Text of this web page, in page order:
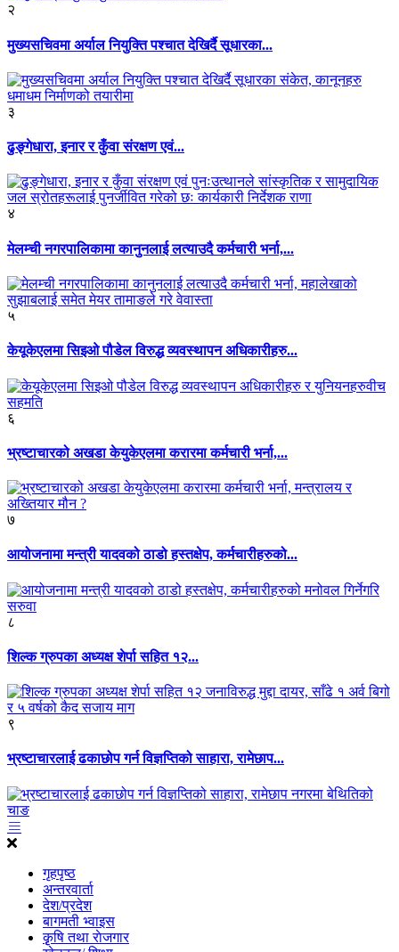
२
मुख्यसचिवमा अर्याल नियुक्ति पश्चात देखिर्दै सूधारका...
३
ढुङ्गेधारा, इनार र कुँवा संरक्षण एवं...
४
मेलम्ची नगरपालिकामा कानुनलाई लत्याउदै कर्मचारी भर्ना,...
५
केयूकेएलमा सिइओ पौडेल विरुद्ध व्यवस्थापन अधिकारीहरु...
६
भ्रष्टाचारको अखडा केयुकेएलमा करारमा कर्मचारी भर्ना,...
७
आयोजनामा मन्त्री यादवको ठाडो हस्तक्षेप, कर्मचारीहरुको...
८
शिल्क ग्रुपका अध्यक्ष शेर्पा सहित १२...
९
भ्रष्टाचारलाई ढकाछोप गर्न विज्ञप्तिको साहारा, रामेछाप...
गृहपृष्ठ
अन्तरवार्ता
देश/प्रदेश
बागमती भ्वाइस
कृृषि तथा राेजगार